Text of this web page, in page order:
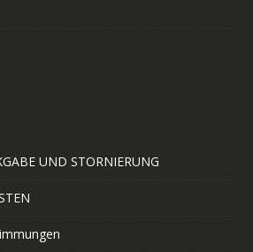
UND STORNIERUNG